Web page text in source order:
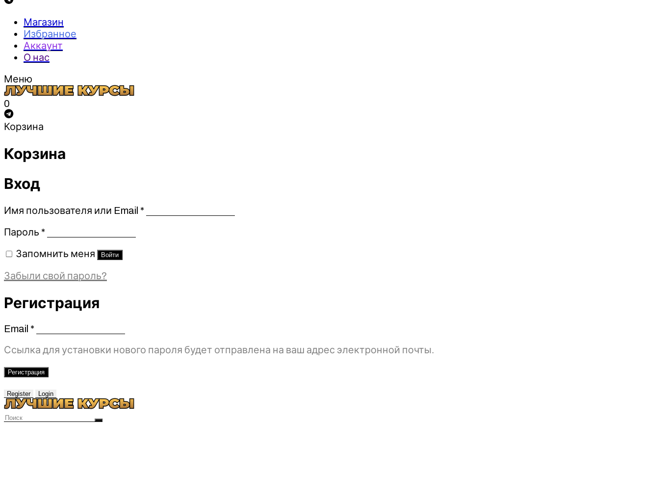
Магазин
Избранное
Аккаунт
О нас
Меню
0
Корзина
Корзина
Вход
Имя пользователя или Email *Обязательно
Пароль *Обязательно
Запомнить меня Войти
Забыли свой пароль?
Регистрация
Email *Обязательно
Ссылка для установки нового пароля будет отправлена ​​на ваш адрес электронной почты.
Регистрация
Register Login